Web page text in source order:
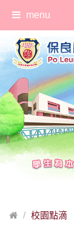
menu
校園點滴